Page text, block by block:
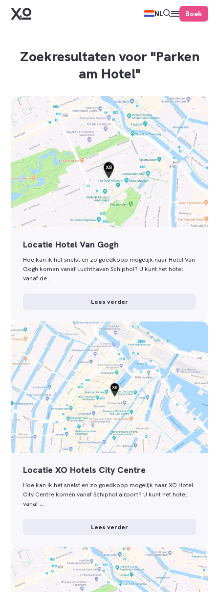
NL Boek
Zoekresultaten voor "Parken
am Hotel"
Locatie Hotel Van Gogh
Hoe kan ik het snelst en zo goedkoop mogelijk naar Hotel Van
Gogh komen vanaf Luchthaven Schiphol? U kunt het hotel
vanaf de …
Lees verder
Locatie XO Hotels City Centre
Hoe kan ik het snelst en zo goedkoop mogelijk naar XO Hotel
City Centre komen vanaf Schiphol airport? U kunt het hotel
vanaf …
Lees verder